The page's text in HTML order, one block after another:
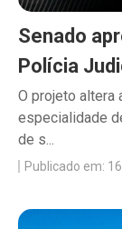
Senado
Polícia
O projeto altera
especialidade
de s...
Publicado em: